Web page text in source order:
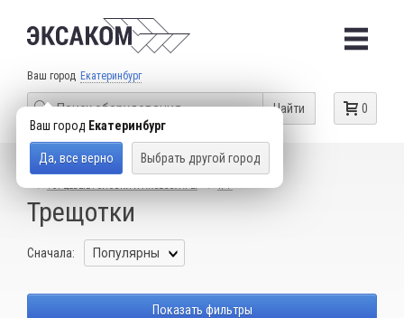
Ваш город Екатеринбург
Ваш город Екатеринбург
Да, все верно Выбрать другой город
0
Найти
КАТАЛОГ ТОВАРОВ
СЛЕСАРНЫЙ ИНСТРУМЕНТ
Сначала:
Трещотки
Показать фильтры